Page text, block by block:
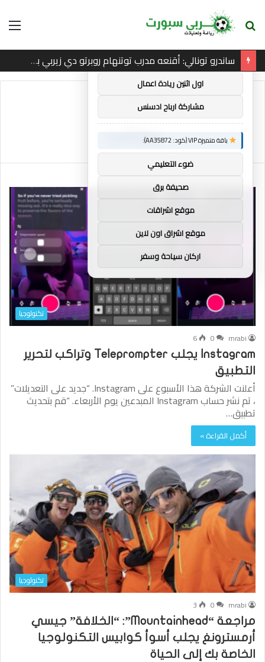
بحث
ساندرو تونالي: أقنعه مدرب توتنهام روبرتو دي زيربي بسرعة بالتوقيع
يجلب
يجلب
تكنولوجيا
mrabi
0
6
Instagram يجلب Teleprompter وتراكب لتحرير
التطبيق
أعلنت الشركة هذا الأسبوع على Instagram. “جديد على التعديلات”
، تم نشر حساب Instagram المبدعين يوم الأربعاء. “قم بتحديث
تطبيق…
أكمل القراءة »
تكنولوجيا
mrabi
0
3
مراجعة “Mountainhead”: “الخلافة” جيسي
أرمسترونغ يجلب أسوأ كوابيس التكنولوجيا
الخاصة بك إلى الحياة
توصيات :
باقة متميزة VIP (كود: AA38045):
اول اثنين ريادة اعمال
مشاركة ارباح ادسنس
باقة متميزة VIP (كود: AA35872):
ضوء التعليمي
صحيفة برق
موقع اشراقات
موقع اشراق اون لاين
اركان سياحة وسفر